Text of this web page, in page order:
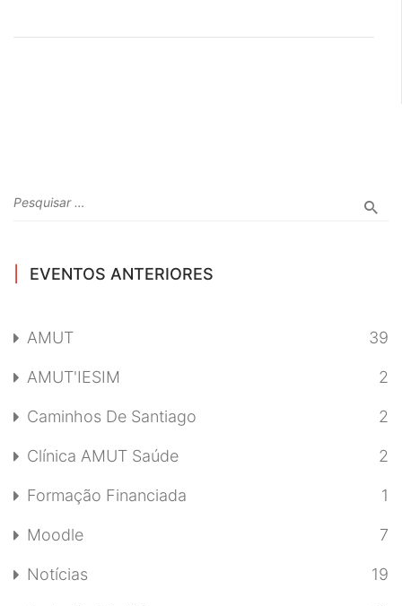
EVENTOS ANTERIORES
AMUT 39
AMUT'IESIM 2
Caminhos De Santiago 2
Clínica AMUT Saúde 2
Formação Financiada 1
Moodle 7
Notícias 19